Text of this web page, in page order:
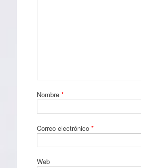
Nombre *
Correo electrónico *
Web